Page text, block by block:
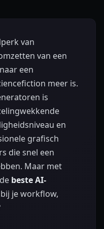
van
van een
een
meer is.
is
en
grafisch
die snel een
Maar met
beste AI-
je workflow,